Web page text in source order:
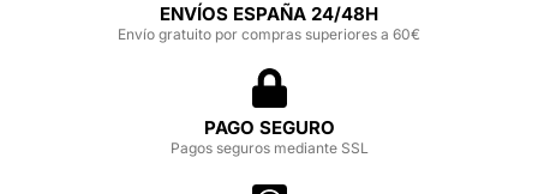
ENVÍOS ESPAÑA 24/48H
Envío gratuito por compras superiores a 60€
PAGO SEGURO
Pagos seguros mediante SSL